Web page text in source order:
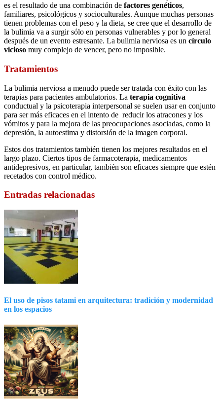
es el resultado de una combinación de factores genéticos,
familiares, psicológicos y socioculturales. Aunque muchas personas
tienen problemas con el peso y la dieta, se cree que el desarrollo de
la bulimia va a surgir sólo en personas vulnerables y por lo general
después de un evento estresante. La bulimia nerviosa es un círculo
vicioso muy complejo de vencer, pero no imposible.
Tratamientos
La bulimia nerviosa a menudo puede ser tratada con éxito con las
terapias para pacientes ambulatorios. La terapia cognitiva
conductual y la psicoterapia interpersonal se suelen usar en conjunto
para ser más eficaces en el intento de reducir los atracones y los
vómitos y para la mejora de las preocupaciones asociadas, como la
depresión, la autoestima y distorsión de la imagen corporal.
Estos dos tratamientos también tienen los mejores resultados en el
largo plazo. Ciertos tipos de farmacoterapia, medicamentos
antidepresivos, en particular, también son eficaces siempre que estén
recetados con control médico.
Entradas relacionadas
El uso de pisos tatami en arquitectura: tradición y modernidad
en los espacios